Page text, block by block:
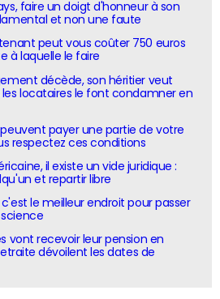
faire un doigt d'honneur à son
et non une faute
peut vous coûter 750 euros
à laquelle le faire
décède, son héritier veut
locataires le font condamner en
peuvent payer une partie de votre
respectez ces conditions
il existe un vide juridique :
et repartir libre
le meilleur endroit pour passer
vont recevoir leur pension en
dévoilent les dates de